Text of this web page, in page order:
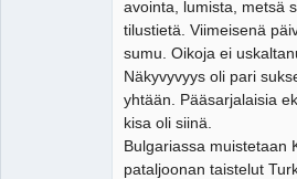
avointa, lumista, metsä
tilustietä. Viimeisenä
sumu. Oikoja ei
Näkyvyvyys oli pari
yhtään. Pääsarjalaisia
kisa oli siinä.
Bulgariassa muistetaan
pataljoonan taistelut